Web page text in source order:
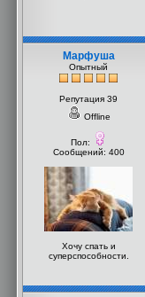
Марфуша
Опытный
Репутация 39
Offline
Пол:
Сообщений: 400
Хочу спать и
суперспособности.